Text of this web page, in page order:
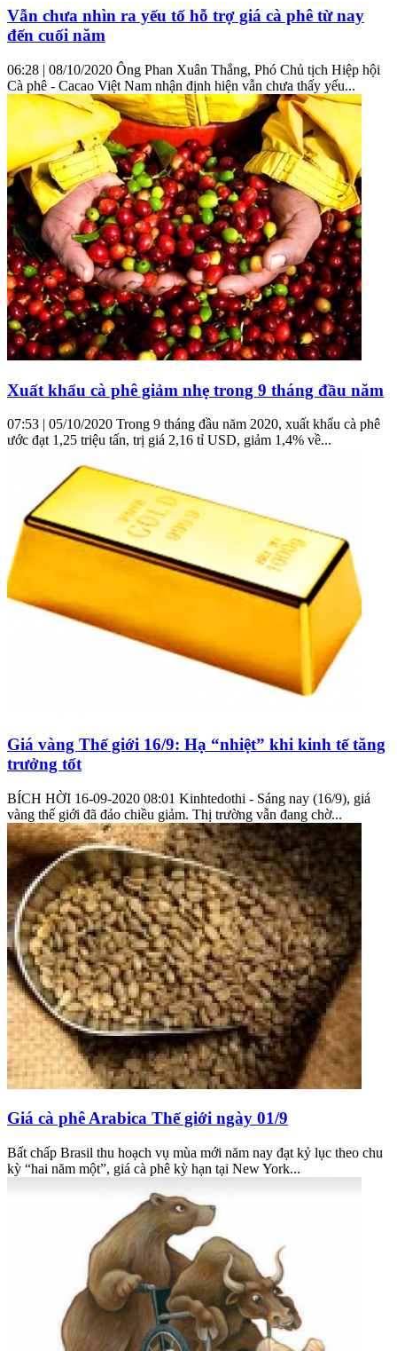
Vẫn chưa nhìn ra yếu tố hỗ trợ giá cà phê từ nay
đến cuối năm
06:28 | 08/10/2020 Ông Phan Xuân Thắng, Phó Chủ tịch Hiệp hội
Cà phê - Cacao Việt Nam nhận định hiện vẫn chưa thấy yếu...
Xuất khẩu cà phê giảm nhẹ trong 9 tháng đầu năm
07:53 | 05/10/2020 Trong 9 tháng đầu năm 2020, xuất khẩu cà phê
ước đạt 1,25 triệu tấn, trị giá 2,16 tỉ USD, giảm 1,4% về...
Giá vàng Thế giới 16/9: Hạ “nhiệt” khi kinh tế tăng
trưởng tốt
BÍCH HỜI 16-09-2020 08:01 Kinhtedothi - Sáng nay (16/9), giá
vàng thế giới đã đảo chiều giảm. Thị trường vẫn đang chờ...
Giá cà phê Arabica Thế giới ngày 01/9
Bất chấp Brasil thu hoạch vụ mùa mới năm nay đạt kỷ lục theo chu
kỳ “hai năm một”, giá cà phê kỳ hạn tại New York...